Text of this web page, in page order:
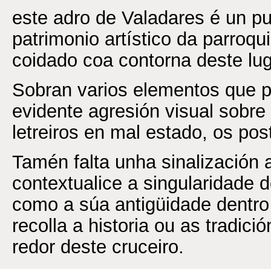
este adro de Valadares é un
patrimonio artístico da
coidado coa contorna deste
Sobran varios elementos que
evidente agresión visual
letreiros en mal estado, os
Tamén falta unha sinalización
contextualice a singularidade
como a súa antigüidade
recolla a historia ou as
redor deste cruceiro.